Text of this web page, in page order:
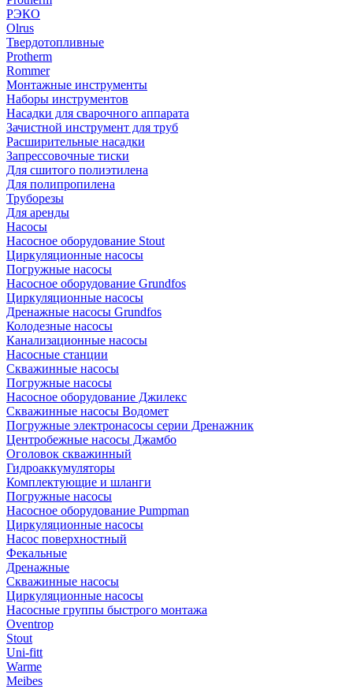
РЭКО
Olrus
Твердотопливные
Protherm
Rommer
Монтажные инструменты
Наборы инструментов
Насадки для сварочного аппарата
Зачистной инструмент для труб
Расширительные насадки
Запрессовочные тиски
Для сшитого полиэтилена
Для полипропилена
Труборезы
Для аренды
Насосы
Насосное оборудование Stout
Циркуляционные насосы
Погружные насосы
Насосное оборудование Grundfos
Циркуляционные насосы
Дренажные насосы Grundfos
Колодезные насосы
Канализационные насосы
Насосные станции
Скважинные насосы
Погружные насосы
Насосное оборудование Джилекс
Скважинные насосы Водомет
Погружные электронасосы серии Дренажник
Центробежные насосы Джамбо
Оголовок скважинный
Гидроаккумуляторы
Комплектующие и шланги
Погружные насосы
Насосное оборудование Pumpman
Циркуляционные насосы
Насос поверхностный
Фекальные
Дренажные
Скважинные насосы
Циркуляционные насосы
Насосные группы быстрого монтажа
Oventrop
Stout
Uni-fitt
Warme
Meibes